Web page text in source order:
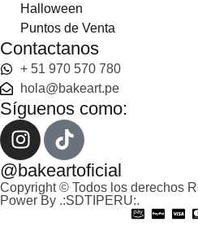
Halloween
Puntos de Venta
Contactanos
+ 51 970 570 780
hola@bakeart.pe
Síguenos como:
@bakeartoficial
Copyright © Todos los derechos
Power By .:SDTIPERU:.